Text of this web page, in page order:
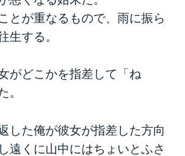
とが重なるもので、雨に振ら
生する。
がどこかを指差して「ね
。
した俺が彼女が指差した方向
遠くに山中にはちょいとふさ